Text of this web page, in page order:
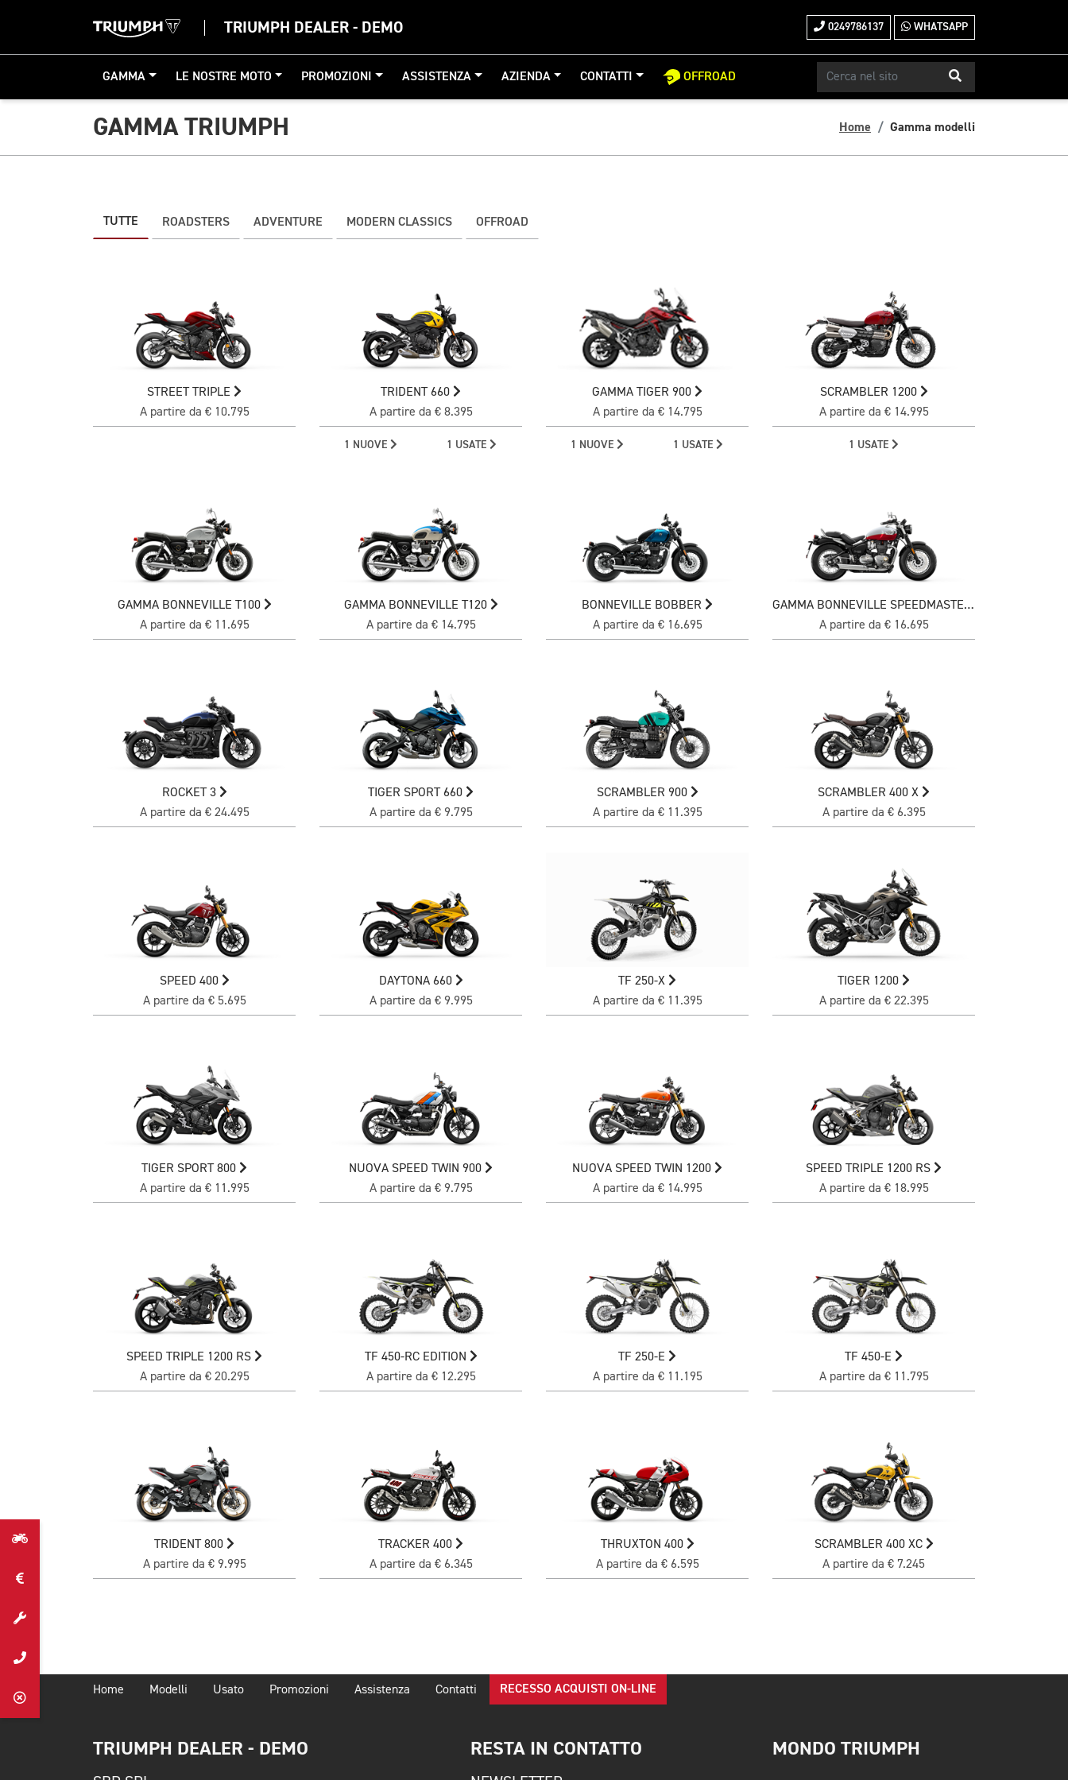
TRIUMPH DEALER - DEMO 0249786137 WHATSAPP
GAMMA LE NOSTRE MOTO PROMOZIONI ASSISTENZA AZIENDA CONTATTI OFFROAD
GAMMA TRIUMPH Home Gamma modelli
TUTTE ROADSTERS ADVENTURE MODERN CLASSICS OFFROAD
STREET TRIPLE
A partire da € 10.795
TRIDENT 660
A partire da € 8.395
1 NUOVE 1 USATE
GAMMA TIGER 900
A partire da € 14.795
1 NUOVE 1 USATE
SCRAMBLER 1200
A partire da € 14.995
1 USATE
GAMMA BONNEVILLE T100
A partire da € 11.695
GAMMA BONNEVILLE T120
A partire da € 14.795
BONNEVILLE BOBBER
A partire da € 16.695
GAMMA BONNEVILLE SPEEDMASTER
A partire da € 16.695
ROCKET 3
A partire da € 24.495
TIGER SPORT 660
A partire da € 9.795
SCRAMBLER 900
A partire da € 11.395
SCRAMBLER 400 X
A partire da € 6.395
SPEED 400
A partire da € 5.695
DAYTONA 660
A partire da € 9.995
TF 250-X
A partire da € 11.395
TIGER 1200
A partire da € 22.395
TIGER SPORT 800
A partire da € 11.995
NUOVA SPEED TWIN 900
A partire da € 9.795
NUOVA SPEED TWIN 1200
A partire da € 14.995
SPEED TRIPLE 1200 RS
A partire da € 18.995
SPEED TRIPLE 1200 RS
A partire da € 20.295
TF 450-RC EDITION
A partire da € 12.295
TF 250-E
A partire da € 11.195
TF 450-E
A partire da € 11.795
TRIDENT 800
A partire da € 9.995
TRACKER 400
A partire da € 6.345
THRUXTON 400
A partire da € 6.595
SCRAMBLER 400 XC
A partire da € 7.245
Home Modelli Usato Promozioni Assistenza Contatti RECESSO ACQUISTI ON-LINE
TRIUMPH DEALER - DEMO RESTA IN CONTATTO MONDO TRIUMPH